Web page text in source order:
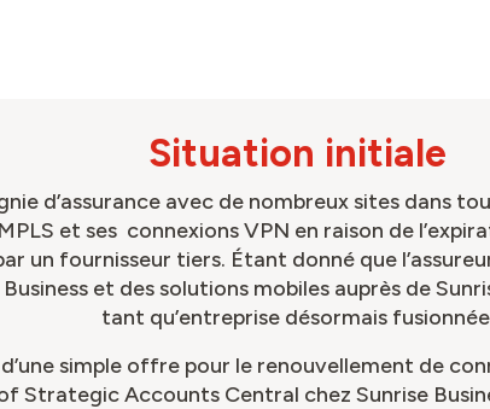
Situation initiale
d’assurance avec de nombreux sites dans
et ses connexions VPN en raison de
un fournisseur tiers. Étant donné que
et des solutions mobiles auprès de
tant qu’entreprise désormais
d’une simple offre pour le renouvellement de
Strategic Accounts Central chez Sunrise